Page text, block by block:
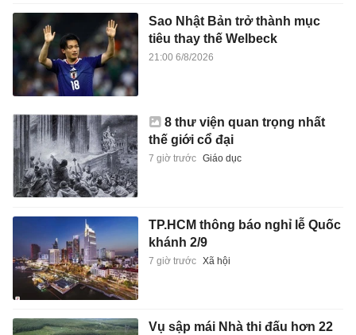
Sao Nhật Bản trở thành mục
tiêu thay thế Welbeck
21:00 6/8/2026
8 thư viện quan trọng nhất
thế giới cổ đại
7 giờ trước Giáo dục
TP.HCM thông báo nghỉ lễ Quốc
khánh 2/9
7 giờ trước Xã hội
Vụ sập mái Nhà thi đấu hơn 22